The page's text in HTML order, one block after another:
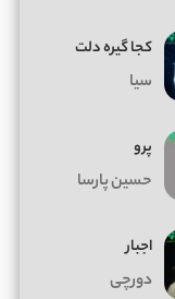
کجا گیره دلت
سیا
پرو
حسین پارسا
اجبار
دورچی